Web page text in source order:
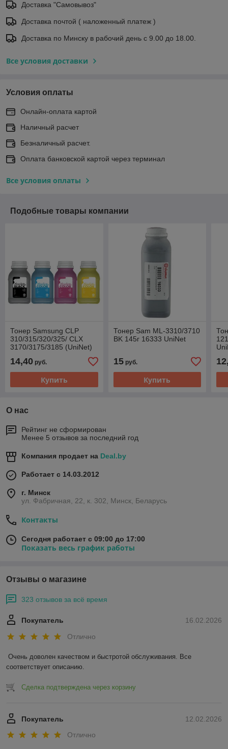
Доставка "Самовывоз"
Доставка почтой ( наложенный платеж )
Доставка по Минску в рабочий день с 9.00 до 18.00.
Все условия доставки
Условия оплаты
Онлайн-оплата картой
Наличный расчет
Безналичный расчет.
Оплата банковской картой через терминал
Все условия оплаты
Подобные товары компании
Тонер Samsung CLP
310/315/320/325/ CLX
3170/3175/3185 (UniNet)
Color) (красный)
14,40 руб.
Купить
Тонер Sam ML-3310/3710
BK 145г 16333 UniNet
15руб.
Купить
О нас
Рейтинг не сформирован
Менее 5 отзывов за последний год
Компания продает на Deal.by
Работает с 14.03.2012
г. Минск
ул. Фабричная, 22, к. 302, Минск, Беларусь
Контакты
Сегодня работает с 09:00 до 17:00
Показать весь график работы
Отзывы о магазине
323 отзывов за всё время
16.02.2026
Покупатель
Отлично
Очень доволен качеством и быстротой обслуживания. Все
соответствует описанию.
Сделка подтверждена через корзину
12.02.2026
Покупатель
Отлично